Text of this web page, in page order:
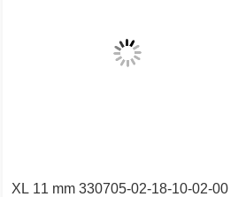
XL 11 mm 330705-02-18-10-02-00